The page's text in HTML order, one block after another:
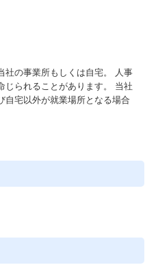
ションから提案ができ、セキ
てのキャリアを築ける
メインクライアントとなり、
に携わることができる
れる以外にもコンサルティング
異動など幅広いキャリアの選択
ア形成をサポートするカルチャ
宮本久仁男氏）と近い距離感
レキシブルタイム勤務でワーク
ロジェクトワークのため繁忙
業時間は10-30時間。リモート・
フのメリハリをつけて働く社
企業年金、住宅関連支援制度、
、各種法人優待制度など）
社の事業所もしくは自宅。 人事
じられることがあります。 当社
自宅以外が就業場所となる場合